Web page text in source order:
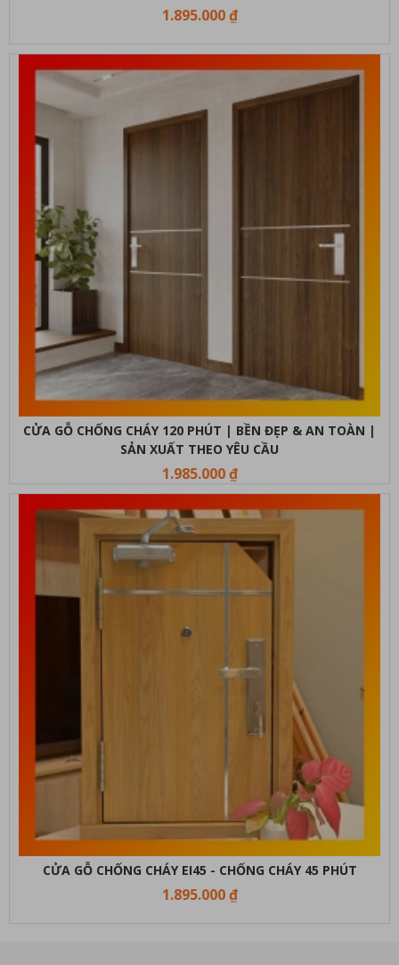
1.895.000 ₫
CỬA GỖ CHỐNG CHÁY 120 PHÚT | BỀN ĐẸP & AN TOÀN |
SẢN XUẤT THEO YÊU CẦU
1.985.000 ₫
CỬA GỖ CHỐNG CHÁY EI45 - CHỐNG CHÁY 45 PHÚT
1.895.000 ₫